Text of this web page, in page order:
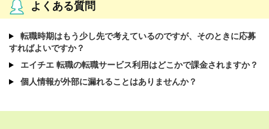
よくある質問
転職時期はもう少し先で考えているのですが、そのときに応募
すればよいですか？
エイチエ 転職の転職サービス利用はどこかで課金されますか？
個人情報が外部に漏れることはありませんか？